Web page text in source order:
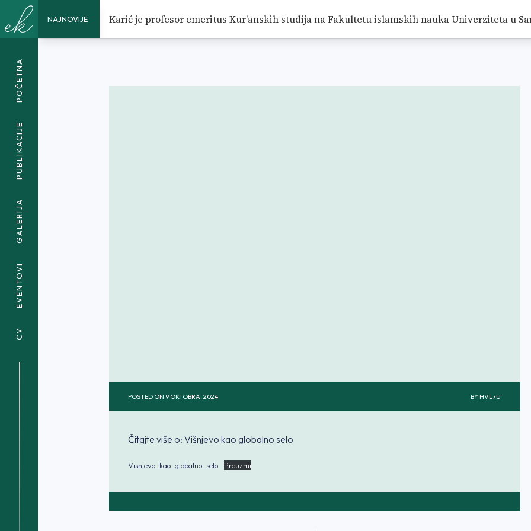
NAJNOVIJE Karić je profesor emeritus Kur'anskih studija na Fakultetu islamskih nauka Univerziteta u
POČETNA
PUBLIKACIJE
GALERIJA
EVENTOVI
CV
VIŠNJEVO KAO GLOBALNO SELO/ RADOVI / <SPAN CLASS="BREADCRUMB-
POSTED ON 9 OKTOBRA, 2024 BY HVL7U
Čitajte više o: Višnjevo kao globalno selo
Visnjevo_kao_globalno_selo Preuzmi